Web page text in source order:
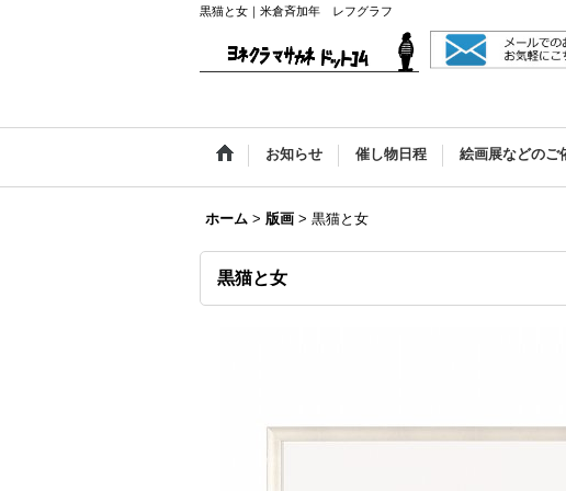
黒猫と女｜米倉斉加年 レフグラフ
お知らせ 催し物日程 絵画展などのご
ホーム > 版画 > 黒猫と女
黒猫と女